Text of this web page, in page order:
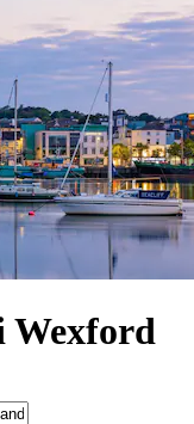
Wexford